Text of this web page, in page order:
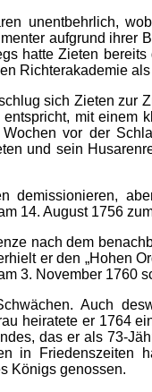
unentbehrlich,
aufgrund ihrer
hatte Zieten
Richterakademie
sich Zieten zur
mit einem
vor der
und sein
demissionieren,
14. August 1756
nach dem
er den „Hohen
3. November 1760
Auch
heiratete er 1764
das er als 73-
in
Königs genossen.